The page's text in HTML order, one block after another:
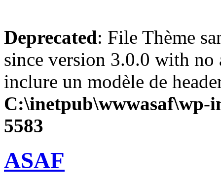
Deprecated: File Thème
since version 3.0.0 with
inclure un modèle de
C:\inetpub\wwwasaf\wp-
5583
ASAF